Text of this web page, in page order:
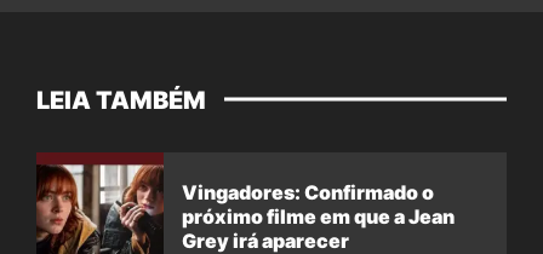
LEIA TAMBÉM
Vingadores: Confirmado o
próximo filme em que a Jean
Grey irá aparecer